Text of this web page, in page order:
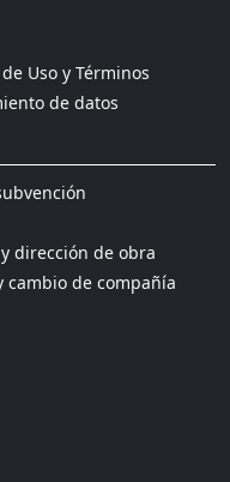
Uso y Términos
de datos
dirección de obra
cambio de compañía